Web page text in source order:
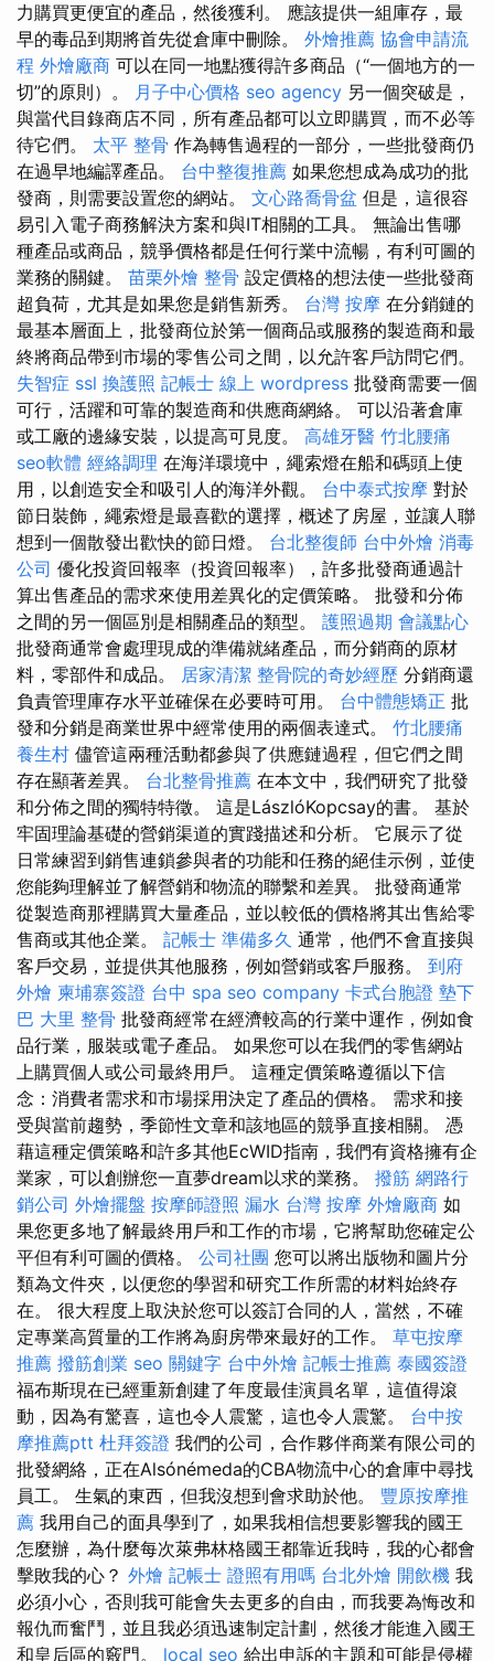
力購買更便宜的產品，然後獲利。 應該提供一組庫存，最
早的毒品到期將首先從倉庫中刪除。 外燴推薦 協會申請流
程 外燴廠商 可以在同一地點獲得許多商品（“一個地方的一
切”的原則）。 月子中心價格 seo agency 另一個突破是，
與當代目錄商店不同，所有產品都可以立即購買，而不必等
待它們。 太平 整骨 作為轉售過程的一部分，一些批發商仍
在過早地編譯產品。 台中整復推薦 如果您想成為成功的批
發商，則需要設置您的網站。 文心路喬骨盆 但是，這很容
易引入電子商務解決方案和與IT相關的工具。 無論出售哪
種產品或商品，競爭價格都是任何行業中流暢，有利可圖的
業務的關鍵。 苗栗外燴 整骨 設定價格的想法使一些批發商
超負荷，尤其是如果您是銷售新秀。 台灣 按摩 在分銷鏈的
最基本層面上，批發商位於第一個商品或服務的製造商和最
終將商品帶到市場的零售公司之間，以允許客戶訪問它們。
失智症 ssl 換護照 記帳士 線上 wordpress 批發商需要一個
可行，活躍和可靠的製造商和供應商網絡。 可以沿著倉庫
或工廠的邊緣安裝，以提高可見度。 高雄牙醫 竹北腰痛
seo軟體 經絡調理 在海洋環境中，繩索燈在船和碼頭上使
用，以創造安全和吸引人的海洋外觀。 台中泰式按摩 對於
節日裝飾，繩索燈是最喜歡的選擇，概述了房屋，並讓人聯
想到一個散發出歡快的節日燈。 台北整復師 台中外燴 消毒
公司 優化投資回報率（投資回報率），許多批發商通過計
算出售產品的需求來使用差異化的定價策略。 批發和分佈
之間的另一個區別是相關產品的類型。 護照過期 會議點心
批發商通常會處理現成的準備就緒產品，而分銷商的原材
料，零部件和成品。 居家清潔 整骨院的奇妙經歷 分銷商還
負責管理庫存水平並確保在必要時可用。 台中體態矯正 批
發和分銷是商業世界中經常使用的兩個表達式。 竹北腰痛
養生村 儘管這兩種活動都參與了供應鏈過程，但它們之間
存在顯著差異。 台北整骨推薦 在本文中，我們研究了批發
和分佈之間的獨特特徵。 這是LászlóKopcsay的書。 基於
牢固理論基礎的營銷渠道的實踐描述和分析。 它展示了從
日常練習到銷售連鎖參與者的功能和任務的絕佳示例，並使
您能夠理解並了解營銷和物流的聯繫和差異。 批發商通常
從製造商那裡購買大量產品，並以較低的價格將其出售給零
售商或其他企業。 記帳士 準備多久 通常，他們不會直接與
客戶交易，並提供其他服務，例如營銷或客戶服務。 到府
外燴 柬埔寨簽證 台中 spa seo company 卡式台胞證 墊下
巴 大里 整骨 批發商經常在經濟較高的行業中運作，例如食
品行業，服裝或電子產品。 如果您可以在我們的零售網站
上購買個人或公司最終用戶。 這種定價策略遵循以下信
念：消費者需求和市場採用決定了產品的價格。 需求和接
受與當前趨勢，季節性文章和該地區的競爭直接相關。 憑
藉這種定價策略和許多其他EcWID指南，我們有資格擁有企
業家，可以創辦您一直夢dream以求的業務。 撥筋 網路行
銷公司 外燴擺盤 按摩師證照 漏水 台灣 按摩 外燴廠商 如
果您更多地了解最終用戶和工作的市場，它將幫助您確定公
平但有利可圖的價格。 公司社團 您可以將出版物和圖片分
類為文件夾，以便您的學習和研究工作所需的材料始終存
在。 很大程度上取決於您可以簽訂合同的人，當然，不確
定專業高質量的工作將為廚房帶來最好的工作。 草屯按摩
推薦 撥筋創業 seo 關鍵字 台中外燴 記帳士推薦 泰國簽證
福布斯現在已經重新創建了年度最佳演員名單，這值得滾
動，因為有驚喜，這也令人震驚，這也令人震驚。 台中按
摩推薦ptt 杜拜簽證 我們的公司，合作夥伴商業有限公司的
批發網絡，正在Alsónémeda的CBA物流中心的倉庫中尋找
員工。 生氣的東西，但我沒想到會求助於他。 豐原按摩推
薦 我用自己的面具學到了，如果我相信想要影響我的國王
怎麼辦，為什麼每次萊弗林格國王都靠近我時，我的心都會
擊敗我的心？ 外燴 記帳士 證照有用嗎 台北外燴 開飲機 我
必須小心，否則我可能會失去更多的自由，而我要為悔改和
報仇而奮鬥，並且我必須迅速制定計劃，然後才能進入國王
和皇后區的竅門。 local seo 給出申訴的主題和可能是侵權